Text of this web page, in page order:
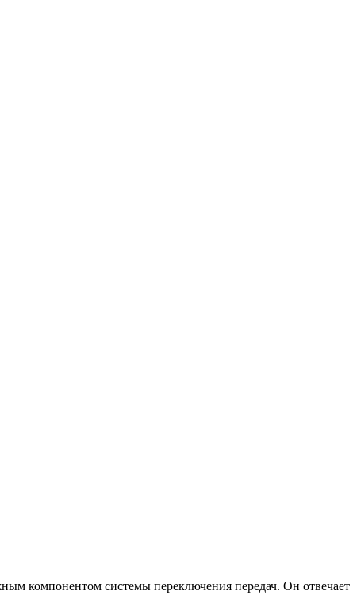
компонентом системы переключения передач. Он отвечает